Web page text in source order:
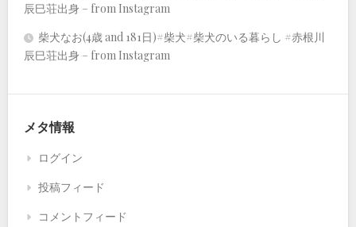
辰巳荘出身 – from Instagram
柴犬なお(4歳 and 181日)#柴犬#柴犬のいる暮らし #赤根川
辰巳荘出身 – from Instagram
メタ情報
ログイン
投稿フィード
コメントフィード